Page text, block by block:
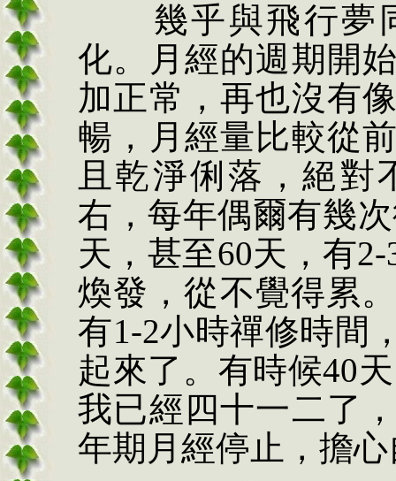
幾乎與飛行夢
化。月經的週期開
加正常，再也沒有
暢，月經量比較從
且乾淨俐落，絕對
右，每年偶爾有幾
天，甚至60天，有2-
煥發，從不覺得累
有1-2小時禪修時間
起來了。有時候40
我已經四十一二了
年期月經停止，擔